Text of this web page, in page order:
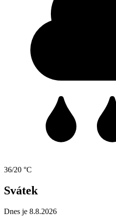
36/20 °C
Svátek
Dnes je 8.8.2026